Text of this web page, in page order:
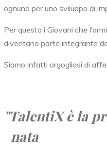
ognuno per uno sviluppo di
Per questo i Giovani che
diventano parte integrante
Siamo infatti orgogliosi di
"TalentiXè la
nata